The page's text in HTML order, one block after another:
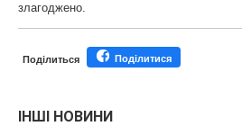
злагоджено.
Поділиться Поділитися
ІНШІ НОВИНИ